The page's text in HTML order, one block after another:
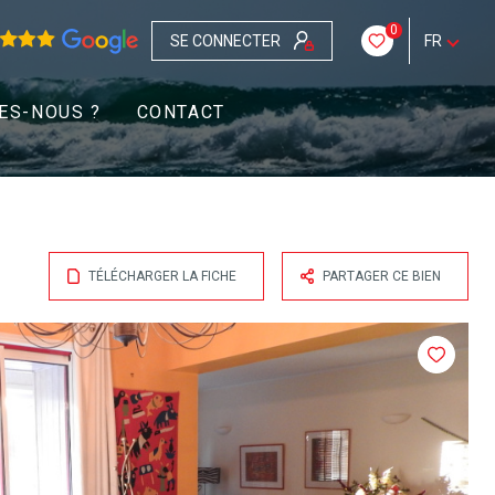
SE CONNECTER
0
FR
NOUS ? CONTACT
TÉLÉCHARGER LA FICHE PARTAGER CE BIEN